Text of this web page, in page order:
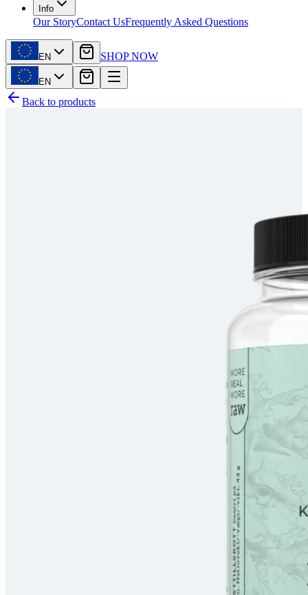
Info
Our StoryContact UsFrequently Asked Questions
EN SHOP NOW
EN
Back to products